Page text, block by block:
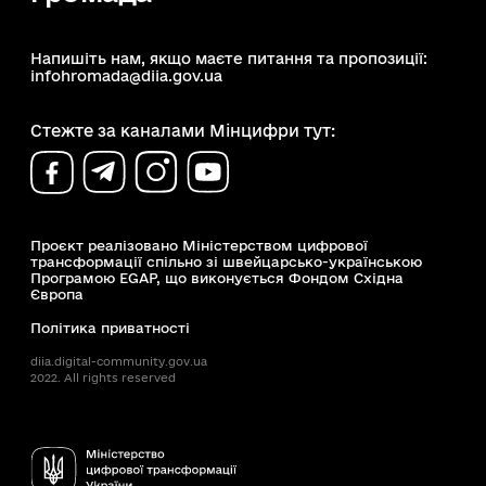
Напишіть нам, якщо маєте питання та пропозиції:
infohromada@diia.gov.ua
Стежте за каналами Мінцифри тут:
Проєкт реалізовано Міністерством цифрової
трансформації спільно зі швейцарсько-українською
Програмою EGAP, що виконується Фондом Східна
Європа
Політика приватності
diia.digital-community.gov.ua
2022. All rights reserved